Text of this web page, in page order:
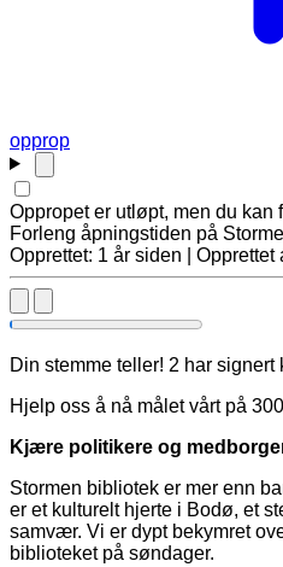
opprop
Oppropet er utløpt, men du kan
Forleng åpningstiden på
Opprettet: 1 år siden | Opprettet
Din stemme teller! 2 har signert
Hjelp oss å nå målet vårt på
Kjære politikere og
Stormen bibliotek er mer enn
er et kulturelt hjerte i Bodø, et
samvær. Vi er dypt bekymret
biblioteket på søndager.